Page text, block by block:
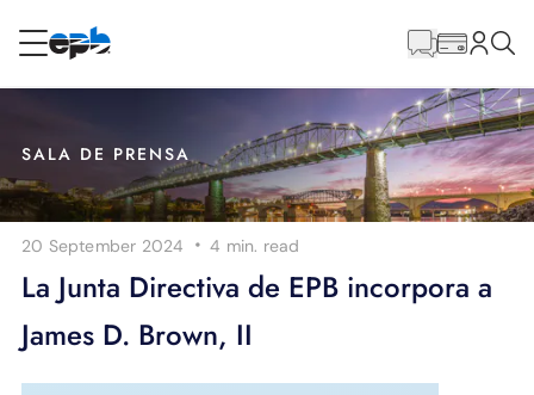
Internet
Energía
Televisión
principal
SALA DE PRENSA
20 September 2024 ·4 min. read
La Junta Directiva de EPB incorpora a
James D. Brown, II